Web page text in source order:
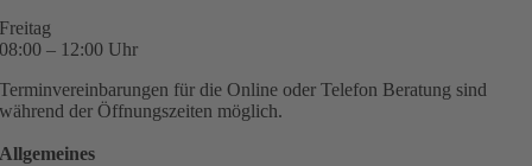
Freitag
08:00 – 12:00 Uhr
Terminvereinbarungen für die Online oder Telefon Beratung sind
während der Öffnungszeiten möglich.
Allgemeines